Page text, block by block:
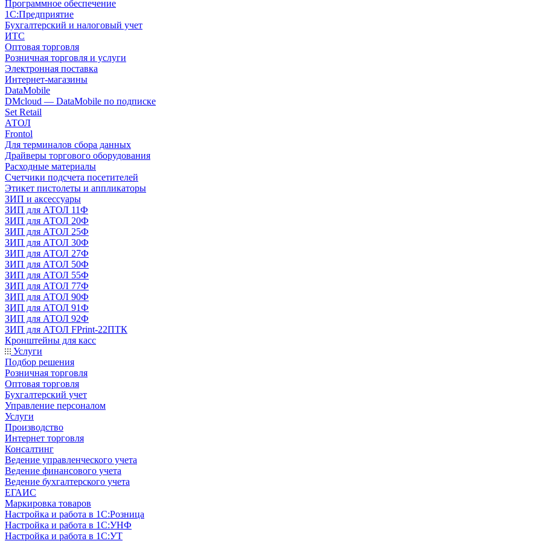
Программное обеспечение
1С:Предприятие
Бухгалтерский и налоговый учет
ИТС
Оптовая торговля
Розничная торговля и услуги
Электронная поставка
Интернет-магазины
DataMobile
DMcloud — DataMobile по подписке
Set Retail
АТОЛ
Frontol
Для терминалов сбора данных
Драйверы торгового оборудования
Расходные материалы
Счетчики подсчета посетителей
Этикет пистолеты и аппликаторы
ЗИП и аксессуары
ЗИП для АТОЛ 11Ф
ЗИП для АТОЛ 20Ф
ЗИП для АТОЛ 25Ф
ЗИП для АТОЛ 30Ф
ЗИП для АТОЛ 27Ф
ЗИП для АТОЛ 50Ф
ЗИП для АТОЛ 55Ф
ЗИП для АТОЛ 77Ф
ЗИП для АТОЛ 90Ф
ЗИП для АТОЛ 91Ф
ЗИП для АТОЛ 92Ф
ЗИП для АТОЛ FPrint-22ПТК
Кронштейны для касс
Услуги
Подбор решения
Розничная торговля
Оптовая торговля
Бухгалтерский учет
Управление персоналом
Услуги
Производство
Интернет торговля
Консалтинг
Ведение управленческого учета
Ведение финансового учета
Ведение бухгалтерского учета
ЕГАИС
Маркировка товаров
Настройка и работа в 1С:Розница
Настройка и работа в 1С:УНФ
Настройка и работа в 1С:УТ